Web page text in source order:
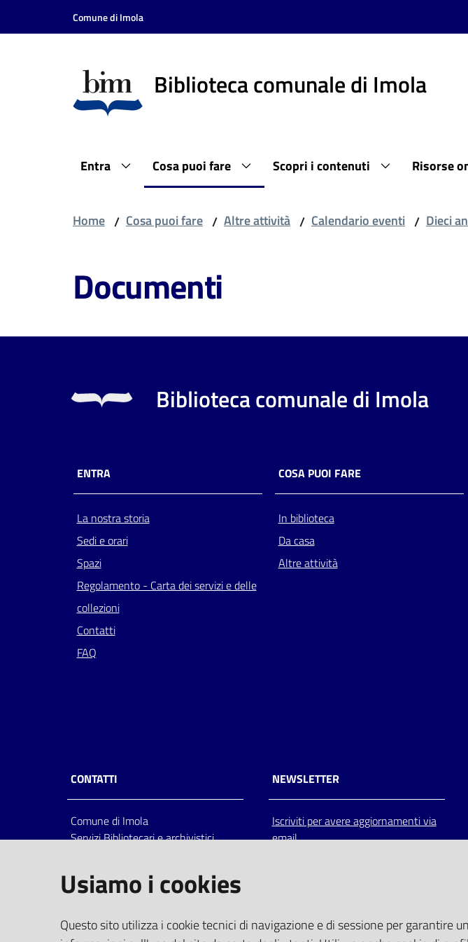
Vai al contenuto
Vai alla navigazione
Comune di Imola
Biblioteca comunale di Imola
Entra Cosa puoi fare Scopri i contenuti Risorse
Home / Cosa puoi fare / Altre attività / Calendario eventi / Dieci
Documenti
Biblioteca comunale di Imola
ENTRA
La nostra storia
Sedi e orari
Spazi
Regolamento - Carta dei servizi e delle
collezioni
Contatti
FAQ
COSA PUOI FARE
In biblioteca
Da casa
Altre attività
CONTATTI
Comune di Imola
Servizi Bibliotecari e archivistici
Italia
centralino: tel 0542.6026.36 fax
bim@comune.imola.bo.it
PEC
NEWSLETTER
Iscriviti per avere aggiornamenti via
email
Usiamo i cookies
Questo sito utilizza i cookie tecnici di navigazione e di sessione per garantire